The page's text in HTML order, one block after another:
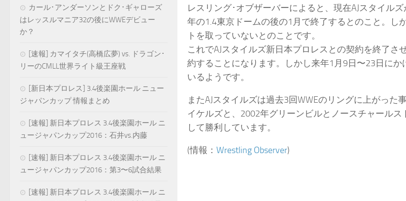
レスリング･オブザーバーによると、現在AJスタイル
年の1.4東京ドームの後の1月で終了するとのこと。し
トを取っていないとのことです。
これでAJスタイルズ新日本プロレスとの契約を終了
約することになります。しかし来年1月9日〜23日に
いるようです。
またAJスタイルズは過去3回WWEのリングに上がっ
イケルズと、2002年グリーンビルとノースチャール
して勝利しています。
(情報： Wrestling Observer)
カール･アンダーソンとドク･ギャローズ
はレッスルマニア32の後にWWEデビュー
か？
[速報] カマイタチ(高橋広夢) vs. ドラゴン･
リーのCMLL世界ライト級王座戦
[新日本プロレス] 3.4後楽園ホール ニュー
ジャパンカップ 情報まとめ
[速報] 新日本プロレス 3.4後楽園ホール ニ
ュージャパンカップ2016：石井vs.内藤
[速報] 新日本プロレス 3.4後楽園ホール ニ
ュージャパンカップ2016：第3〜6試合結果
[速報] 新日本プロレス 3.4後楽園ホール ニ